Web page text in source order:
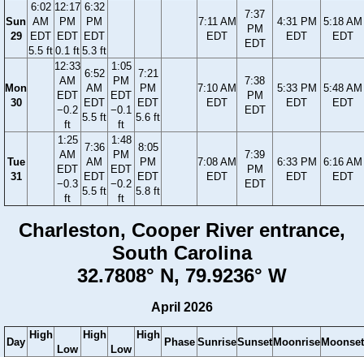
Sun
29
6:02
AM
EDT
5.5 ft
12:17
PM
EDT
0.1 ft
6:32
PM
EDT
5.3 ft
7:11 AM
EDT
7:37
PM
EDT
4:31 PM
EDT
5:18 AM
EDT
Mon
30
12:33
AM
EDT
−0.2
ft
6:52
AM
EDT
5.5 ft
1:05
PM
EDT
−0.1
ft
7:21
PM
EDT
5.6 ft
7:10 AM
EDT
7:38
PM
EDT
5:33 PM
EDT
5:48 AM
EDT
Tue
31
1:25
AM
EDT
−0.3
ft
7:36
AM
EDT
5.5 ft
1:48
PM
EDT
−0.2
ft
8:05
PM
EDT
5.8 ft
7:08 AM
EDT
7:39
PM
EDT
6:33 PM
EDT
6:16 AM
EDT
Charleston, Cooper River entrance,
South Carolina
32.7808° N, 79.9236° W
April 2026
Day
High
Low
High
Low
High
Phase SunriseSunsetMoonriseMoonset